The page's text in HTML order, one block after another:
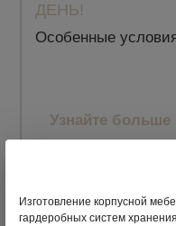
ДЕНЬ!
Особенные
Узнайте больше
Изготовление корпусной
гардеробных систем